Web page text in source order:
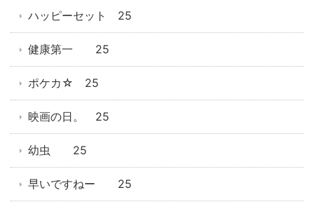
ハッピーセット 25
健康第一 25
ポケカ☆ 25
映画の日。 25
幼虫 25
早いですねー 25